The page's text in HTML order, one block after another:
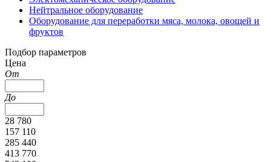
Нейтральное оборудование
Оборудование для переработки мяса, молока, овощей и
фруктов
Подбор параметров
Цена
От
До
28 780
157 110
285 440
413 770